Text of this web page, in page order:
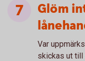
Glöm
Var
skickas ut till